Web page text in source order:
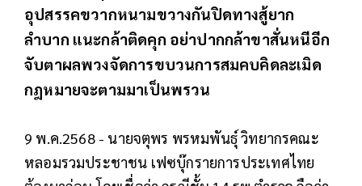
อุปสรรคขวากหนามขวางกันปิดทางสู้ยาก
ลำบาก แนะกล้าติดคุก อย่าปากกล้าขาสั่นหนีอีก
จับตาผลพวงจัดการขบวนการสมคบคิดละเมิด
กฎหมายจะตามมาเป็นพรวน
9 พ.ค.2568 - นายจตุพร พรหมพันธุ์ วิทยากรคณะ
หลอมรวมประชาชน เฟซบุ๊กรายการประเทศไทย